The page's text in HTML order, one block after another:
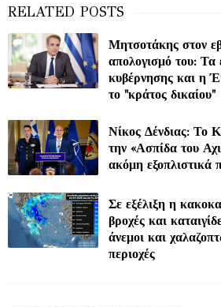
Μητσοτάκης στον
απολογισμό του:
κυβέρνησης και η
το "κράτος δικαίου"
Νίκος Δένδιας: Το
την «Ασπίδα του
ακόμη εξοπλιστικά
Σε εξέλιξη η
βροχές και
άνεμοι και
περιοχές